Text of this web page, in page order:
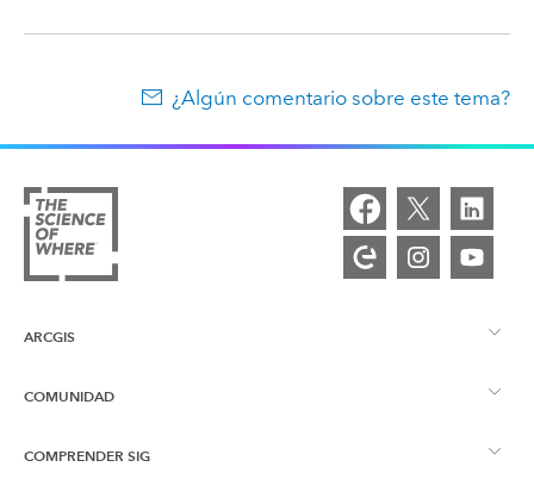
¿Algún comentario sobre este tema?
ARCGIS
Descripción general de ArcGIS
COMUNIDAD
Comunidad de Esri
COMPRENDER SIG